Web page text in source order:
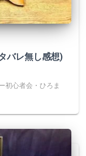
バレ無し感想)
初心者会・ひろま